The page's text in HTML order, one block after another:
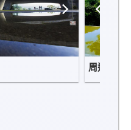
周邊景觀